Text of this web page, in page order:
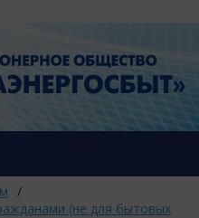
/
(не для бытовых